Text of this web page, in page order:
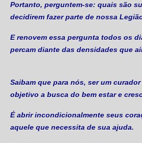
Portanto, perguntem-se: quais são
decidirem fazer parte de nossa
E renovem essa pergunta todos os
percam diante das densidades que
Saibam que para nós, ser um
objetivo a busca do bem estar e
É abrir incondicionalmente seus
aquele que necessita de sua ajuda.